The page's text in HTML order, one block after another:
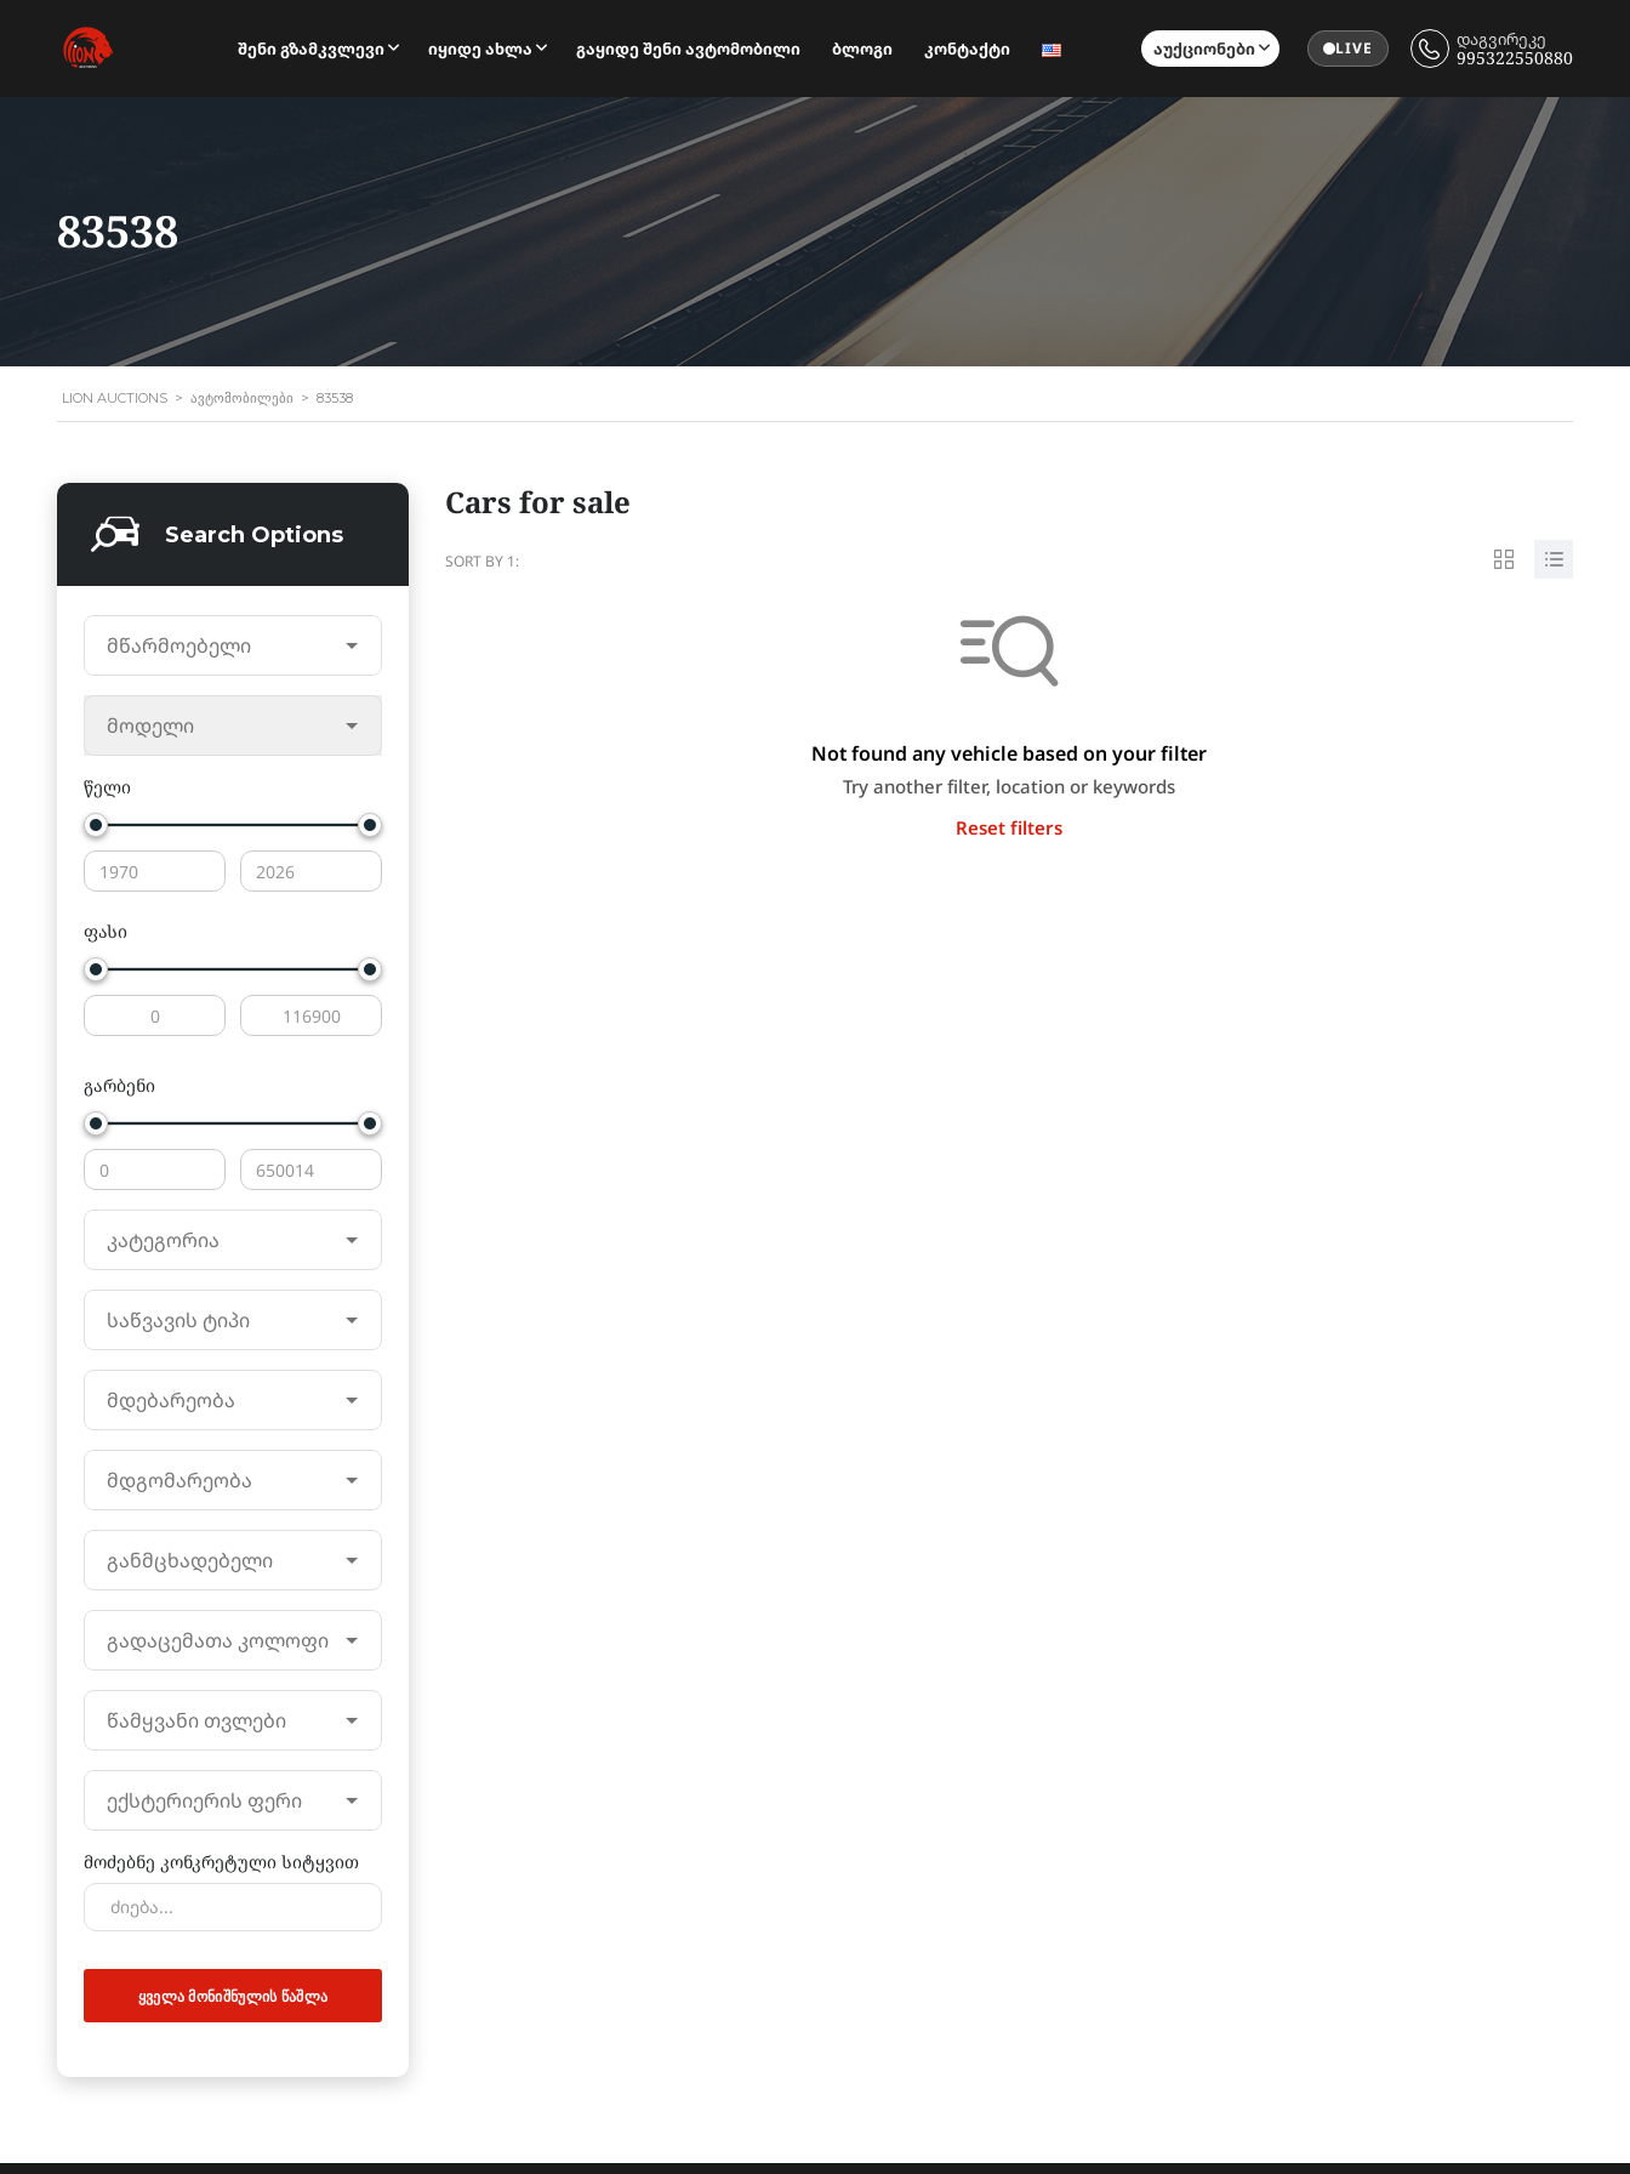
Შენი Გზამკვლევი Იყიდე Ახლა Გაყიდე Შენი Ავტომობილი Ბლოგი Კონტაქტი Აუქციონები LIVE დაგვირეკე
995322550880
83538
LION AUCTIONS > ᲐᲕᲢᲝᲛᲝᲑᲘᲚᲔᲑᲘ > 83538
Search Options
მწარმოებელი
მოდელი
წელი
ფასი
გარბენი
კატეგორია
საწვავის ტიპი
მდებარეობა
მდგომარეობა
განმცხადებელი
გადაცემათა კოლოფი
წამყვანი თვლები
ექსტერიერის ფერი
მოძებნე კონკრეტული სიტყვით
ᲧᲕᲔᲚᲐ ᲛᲝᲜᲘᲨᲜᲣᲚᲘᲡ ᲬᲐᲨᲚᲐ
Cars for sale
SORT BY 1:
Not found any vehicle based on your filter
Try another filter, location or keywords
Reset filters